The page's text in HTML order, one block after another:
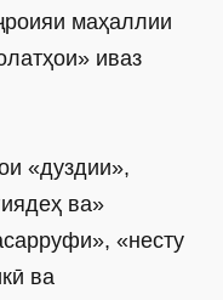
маҳаллии
иваз
«дуздии»,
ва»
«нес­ту
ва